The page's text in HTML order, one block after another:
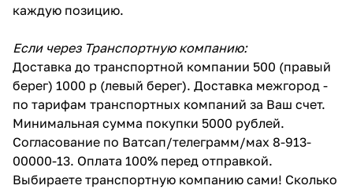
каждую позицию.
Если через Транспортную компанию:
Доставка до транспортной компании 500 (правый
берег) 1000 р (левый берег). Доставка межгород -
по тарифам транспортных компаний за Ваш счет.
Минимальная сумма покупки 5000 рублей.
Согласование по Ватсап/телеграмм/мах 8-913-
00000-13. Оплата 100% перед отправкой.
Выбираете транспортную компанию сами! Сколько